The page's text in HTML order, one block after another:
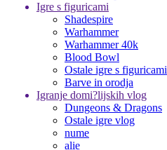
Igre s figuricami
Shadespire
Warhammer
Warhammer 40k
Blood Bowl
Ostale igre s figuricami
Barve in orodja
Igranje domi?lijskih vlog
Dungeons & Dragons
Ostale igre vlog
nume
alie